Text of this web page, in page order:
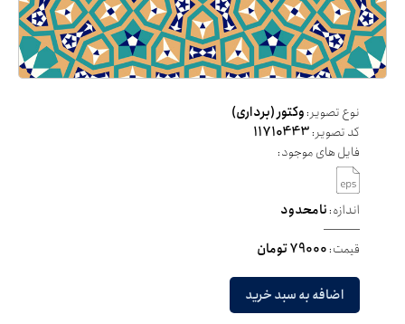
نوع تصویر:وکتور (برداری)
کد تصویر:11710443
فایل های موجود:
اندازه:نامحدود
قیمت:79000 تومان
اضافه به سبد خرید